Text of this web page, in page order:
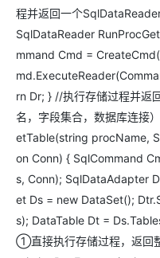
程并返回一个
SqlDataReader
mmand Cmd =
rn Dr; } //执行存储过程并返
名，字段集合，数据库连接
etTable(string procName,
on Conn) { SqlCommand
s, Conn); SqlDataAdapter
et Ds = new DataSet();
s); DataTable Dt =
①直接执行存储过程，返回